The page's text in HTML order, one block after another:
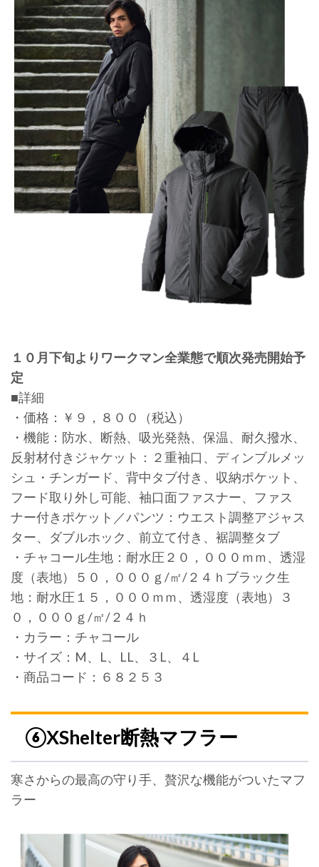
１０月下旬よりワークマン全業態で順次発売開始予
定
■詳細
・価格：￥９，８００（税込）
・機能：防水、断熱、吸光発熱、保温、耐久撥水、
反射材付きジャケット：２重袖口、ディンブルメッ
シュ・チンガード、背中タブ付き、収納ポケット、
フード取り外し可能、袖口面ファスナー、ファス
ナー付きポケット／パンツ：ウエスト調整アジャス
ター、ダブルホック、前立て付き、裾調整タブ
・チャコール生地：耐水圧２０，０００ｍｍ、透湿
度（表地）５０，０００ｇ/㎡/２４ｈブラック生
地：耐水圧１５，０００ｍｍ、透湿度（表地）３
０，０００ｇ/㎡/２４ｈ
・カラー：チャコール
・サイズ：M、L、LL、３L、４L
・商品コード：６８２５３
⑥XShelter断熱マフラー
寒さからの最高の守り手、贅沢な機能がついたマフ
ラー